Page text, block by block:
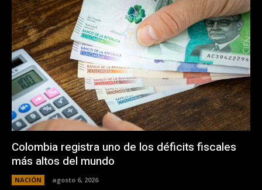
Colombia registra uno de los déficits fiscales
más altos del mundo
NACIÓN agosto 6, 2026